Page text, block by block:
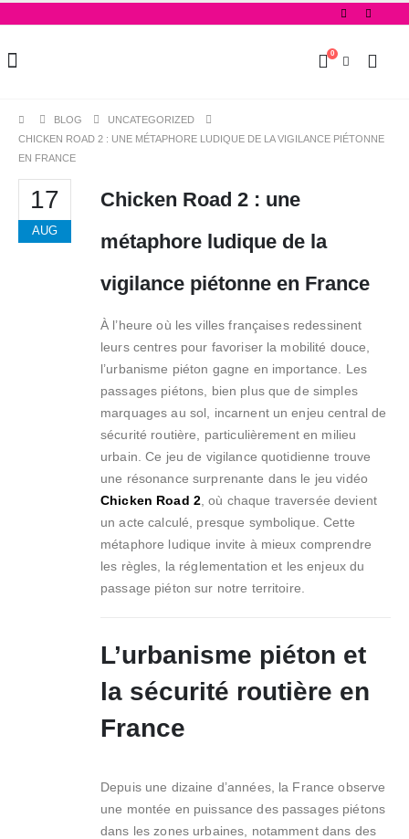
0
BLOG
UNCATEGORIZED
CHICKEN ROAD 2 : UNE MÉTAPHORE LUDIQUE DE LA VIGILANCE PIÉTONNE
EN FRANCE
17
AUG
Chicken Road 2 : une
métaphore ludique de la
vigilance piétonne en France
À l’heure où les villes françaises redessinent
leurs centres pour favoriser la mobilité douce,
l’urbanisme piéton gagne en importance. Les
passages piétons, bien plus que de simples
marquages au sol, incarnent un enjeu central de
sécurité routière, particulièrement en milieu
urbain. Ce jeu de vigilance quotidienne trouve
une résonance surprenante dans le jeu vidéo
Chicken Road 2, où chaque traversée devient
un acte calculé, presque symbolique. Cette
métaphore ludique invite à mieux comprendre
les règles, la réglementation et les enjeux du
passage piéton sur notre territoire.
L’urbanisme piéton et
la sécurité routière en
France
Depuis une dizaine d’années, la France observe
une montée en puissance des passages piétons
dans les zones urbaines, notamment dans des